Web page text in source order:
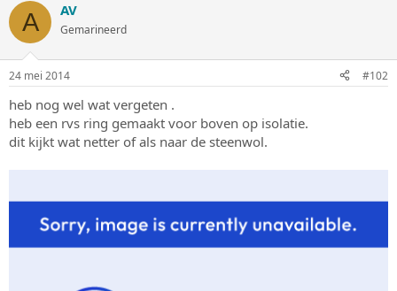
A AV
Gemarineerd
24 mei 2014 #102
heb nog wel wat vergeten .
heb een rvs ring gemaakt voor boven op isolatie.
dit kijkt wat netter of als naar de steenwol.